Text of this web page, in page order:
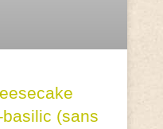
(sans